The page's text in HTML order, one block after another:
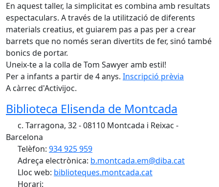
En aquest taller, la simplicitat es combina amb resultats
espectaculars. A través de la utilització de diferents
materials creatius, et guiarem pas a pas per a crear
barrets que no només seran divertits de fer, sinó també
bonics de portar.
Uneix-te a la colla de Tom Sawyer amb estil!
Per a infants a partir de 4 anys. Inscripció prèvia
A càrrec d'Activijoc.
Biblioteca Elisenda de Montcada
c. Tarragona, 32 - 08110 Montcada i Reixac -
Barcelona
Telèfon: 934 925 959
Adreça electrònica: b.montcada.em@diba.cat
Lloc web: biblioteques.montcada.cat
Horari: